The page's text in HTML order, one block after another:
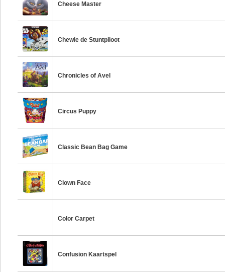
Cheese Master
Chewie de Stuntpiloot
Chronicles of Avel
Circus Puppy
Classic Bean Bag Game
Clown Face
Color Carpet
Confusion Kaartspel